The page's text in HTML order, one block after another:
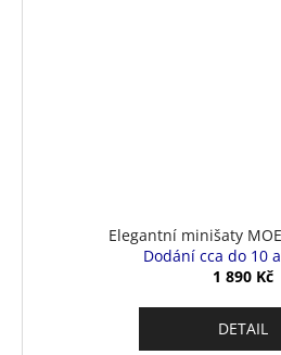
Elegantní minišaty
Dodání cca do 10
1 890 Kč
DETAIL